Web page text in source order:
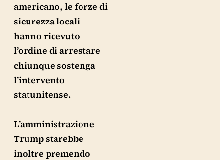
americano, le forze di
sicurezza locali
hanno ricevuto
l’ordine di arrestare
chiunque sostenga
l’intervento
statunitense.
L’amministrazione
Trump starebbe
inoltre premendo